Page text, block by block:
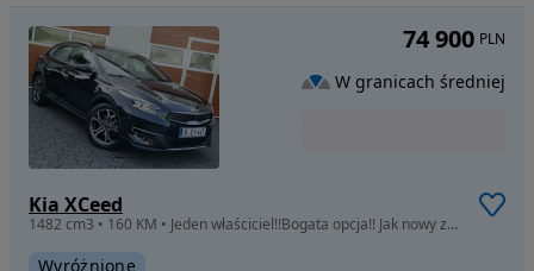
Kia XCeed
1482 cm3 • 160 KM • Jeden właściciel!!Bogata opcja!! Jak nowy z Niemiec!!!
Wyróżnione
74 900 PLN
W granicach średniej